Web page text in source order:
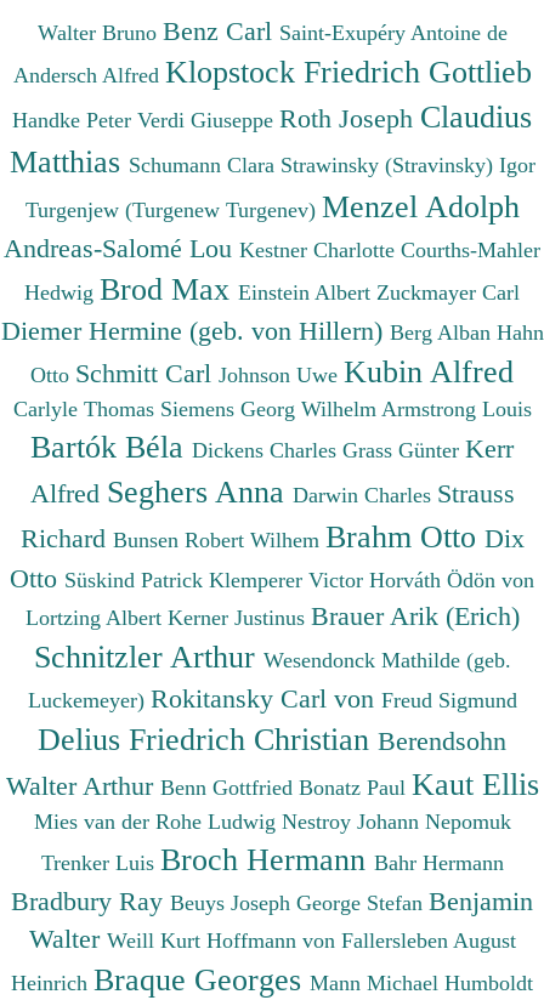
Walter Bruno Benz Carl Saint-Exupéry Antoine de
Andersch Alfred Klopstock Friedrich Gottlieb
Handke Peter Verdi Giuseppe Roth Joseph Claudius
Matthias Schumann Clara Strawinsky (Stravinsky) Igor
Turgenjew (Turgenew Turgenev) Menzel Adolph
Andreas-Salomé Lou Kestner Charlotte Courths-Mahler
Hedwig Brod Max Einstein Albert Zuckmayer Carl
Diemer Hermine (geb. von Hillern) Berg Alban Hahn
Otto Schmitt Carl Johnson Uwe Kubin Alfred
Carlyle Thomas Siemens Georg Wilhelm Armstrong Louis
Bartók Béla Dickens Charles Grass Günter Kerr
Alfred Seghers Anna Darwin Charles Strauss
Richard Bunsen Robert Wilhem Brahm Otto Dix
Otto Süskind Patrick Klemperer Victor Horváth Ödön von
Lortzing Albert Kerner Justinus Brauer Arik (Erich)
Schnitzler Arthur Wesendonck Mathilde (geb.
Luckemeyer) Rokitansky Carl von Freud Sigmund
Delius Friedrich Christian Berendsohn
Walter Arthur Benn Gottfried Bonatz Paul Kaut Ellis
Mies van der Rohe Ludwig Nestroy Johann Nepomuk
Trenker Luis Broch Hermann Bahr Hermann
Bradbury Ray Beuys Joseph George Stefan Benjamin
Walter Weill Kurt Hoffmann von Fallersleben August
Heinrich Braque Georges Mann Michael Humboldt